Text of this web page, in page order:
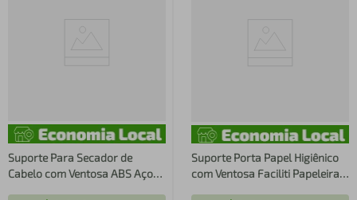
Suporte Para Secador de
Cabelo com Ventosa ABS Aço
Suporte Porta Papel Higiênico
com Ventosa Faciliti Papeleira